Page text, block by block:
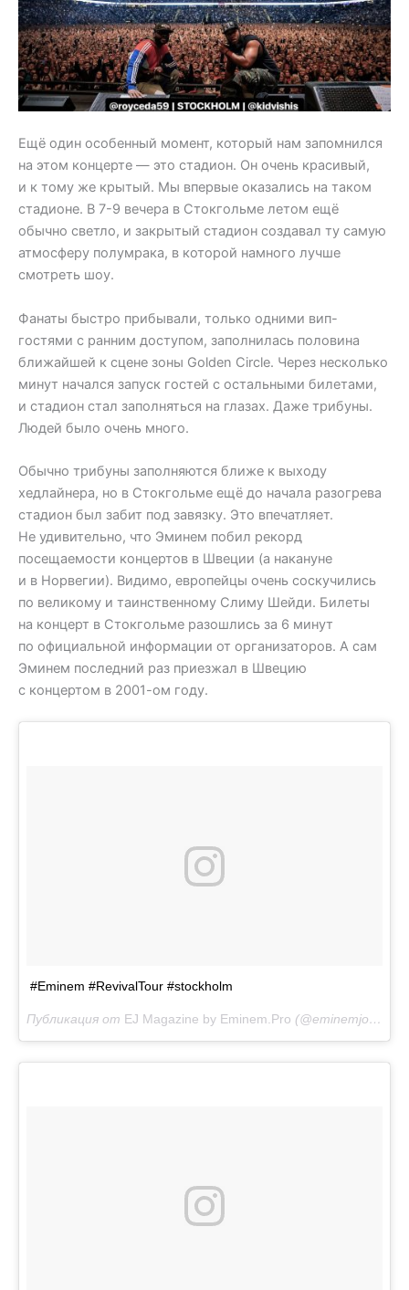
Ещё один особенный момент, который нам запомнился
на этом концерте — это стадион. Он очень красивый,
и к тому же крытый. Мы впервые оказались на таком
стадионе. В 7-9 вечера в Стокгольме летом ещё
обычно светло, и закрытый стадион создавал ту самую
атмосферу полумрака, в которой намного лучше
смотреть шоу.
Фанаты быстро прибывали, только одними вип-
гостями с ранним доступом, заполнилась половина
ближайшей к сцене зоны Golden Circle. Через несколько
минут начался запуск гостей с остальными билетами,
и стадион стал заполняться на глазах. Даже трибуны.
Людей было очень много.
Обычно трибуны заполняются ближе к выходу
хедлайнера, но в Стокгольме ещё до начала разогрева
стадион был забит под завязку. Это впечатляет.
Не удивительно, что Эминем побил рекорд
посещаемости концертов в Швеции (а накануне
и в Норвегии). Видимо, европейцы очень соскучились
по великому и таинственному Слиму Шейди. Билеты
на концерт в Стокгольме разошлись за 6 минут
по официальной информации от организаторов. А сам
Эминем последний раз приезжал в Швецию
с концертом в 2001-ом году.
#Eminem #RevivalTour #stockholm
Публикация от EJ Magazine by Eminem.Pro (@eminemjournal)